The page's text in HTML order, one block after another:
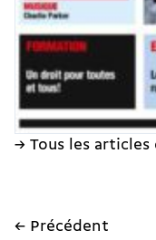
→ Tous les articles
← Précédent